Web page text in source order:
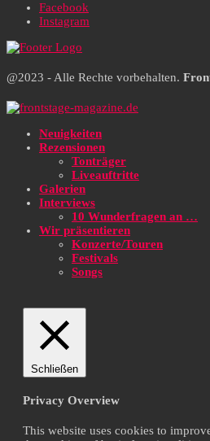
Facebook
Instagram
@2023 - Alle Rechte vorbehalten.
Neuigkeiten
Rezensionen
Tonträger
Liveauftritte
Galerien
Interviews
10 Wunderfragen an …
Wir präsentieren
Konzerte/Touren
Festivals
Songs
Schließen
Privacy Overview
This website uses cookies to